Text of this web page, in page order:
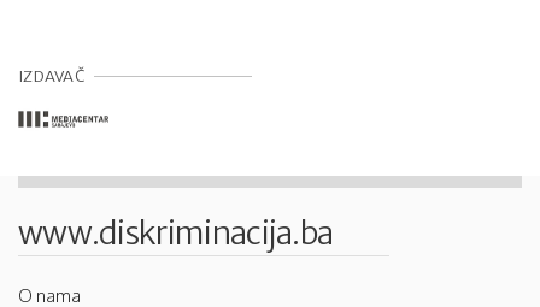
IZDAVAČ
www.diskriminacija.ba
O nama